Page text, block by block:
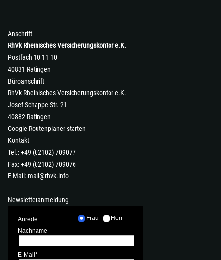
Anschrift
RhVk Rheinisches Versicherungskontor e.K.
Postfach 10 11 10
40831 Ratingen
Büroanschrift
RhVk Rheinisches Versicherungskontor e.K.
Josef-Schappe-Str. 21
40882 Ratingen
Google Routenplaner starten
Kontakt
Tel.: +49 (02102) 709077
Fax: +49 (02102) 709076
E-Mail: mail@rhvk.info
Newsletteranmeldung
Anrede Frau
Herr
Nachname
E-Mail*